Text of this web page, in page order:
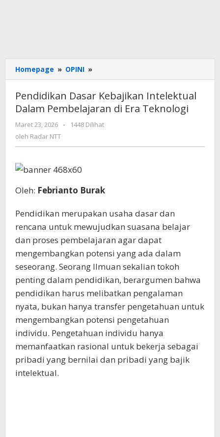
Homepage » OPINI »
Dasar
Intelektual
Dalam
Pembelajaran
Pendidikan Dasar Kebajikan Intelektual
Dalam Pembelajaran di Era Teknologi
Maret 23, 2026
oleh
-
1448 Dilihat
oleh Radar NTT
Oleh: Febrianto Burak
Pendidikan merupakan usaha dasar dan
rencana untuk mewujudkan suasana belajar
dan proses pembelajaran agar dapat
mengembangkan potensi yang ada dalam
seseorang. Seorang Ilmuan sekalian tokoh
penting dalam pendidikan, berargumen bahwa
pendidikan harus melibatkan pengalaman
nyata, bukan hanya transfer pengetahuan untuk
mengembangkan potensi pengetahuan
individu. Pengetahuan individu hanya
memanfaatkan rasional untuk bekerja sebagai
pribadi yang bernilai dan pribadi yang bajik
intelektual.